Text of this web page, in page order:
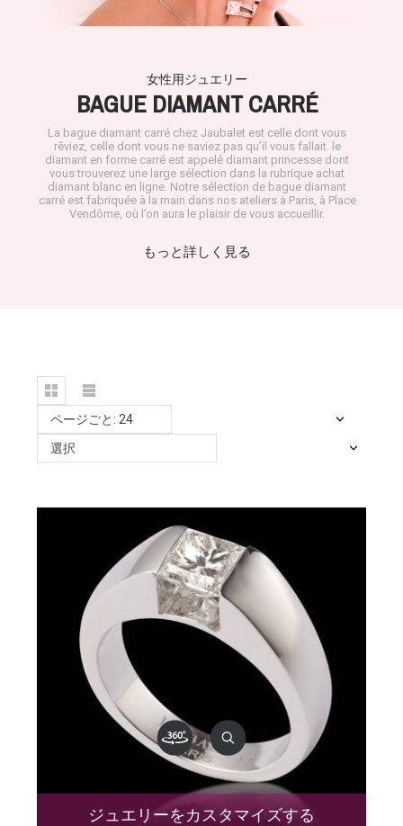
女性用ジュエリー
BAGUE DIAMANT CARRÉ
La bague diamant carré chez Jaubalet est celle dont vous
rêviez, celle dont vous ne saviez pas qu’il vous fallait. le
diamant en forme carré est appelé diamant princesse dont
vous trouverez une large sélection dans la rubrique achat
diamant blanc en ligne . Notre sélection de bague diamant
carré est fabriquée à la main dans nos ateliers à Paris, à Place
Vendôme, où l’on aura le plaisir de vous accueillir.
もっと詳しく見る
ページごと: 24
選択
ジュエリーをカスタマイズする